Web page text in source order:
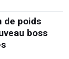
de poids
boss